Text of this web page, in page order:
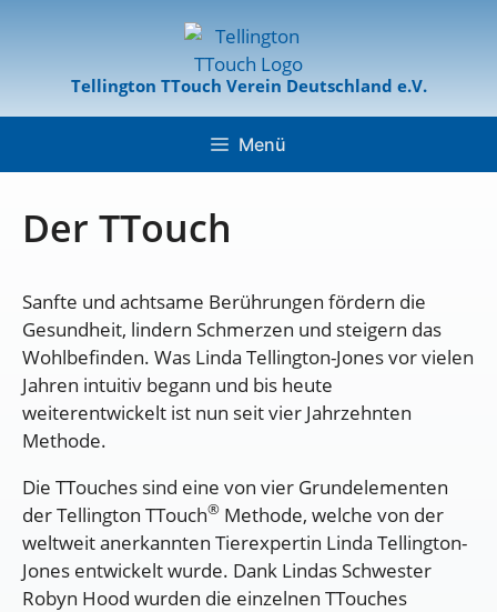
Tellington TTouch Verein Deutschland e.V.
Menü
Der TTouch
Sanfte und achtsame Berührungen fördern die
Gesundheit, lindern Schmerzen und steigern das
Wohlbefinden. Was Linda Tellington-Jones vor vielen
Jahren intuitiv begann und bis heute
weiterentwickelt ist nun seit vier Jahrzehnten
Methode.
Die TTouches sind eine von vier Grundelementen
der Tellington TTouch® Methode, welche von der
weltweit anerkannten Tierexpertin Linda Tellington-
Jones entwickelt wurde. Dank Lindas Schwester
Robyn Hood wurden die einzelnen TTouches